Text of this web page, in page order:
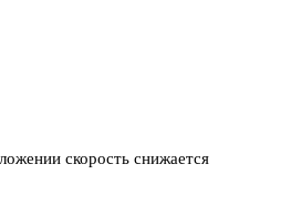
скорость снижается